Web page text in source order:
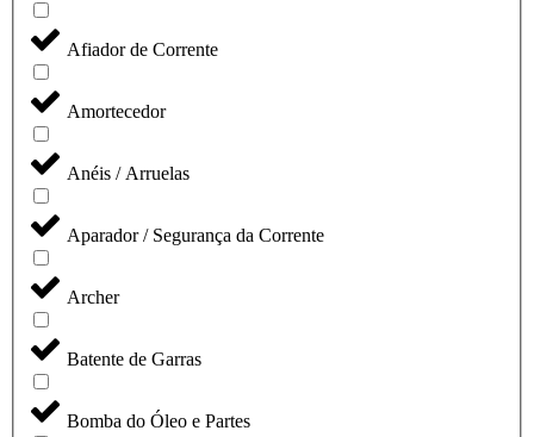
Afiador de Corrente
Amortecedor
Anéis / Arruelas
Aparador / Segurança da Corrente
Archer
Batente de Garras
Bomba do Óleo e Partes